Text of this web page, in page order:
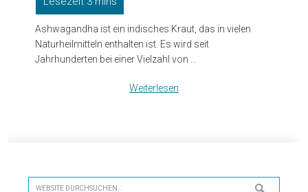
Ashwagandha ist ein indisches Kraut, das in vielen
Naturheilmitteln enthalten ist. Es wird seit
Jahrhunderten bei einer Vielzahl von ...
Weiterlesen
Website